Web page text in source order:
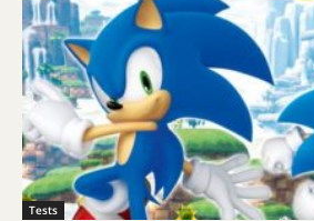
Tests